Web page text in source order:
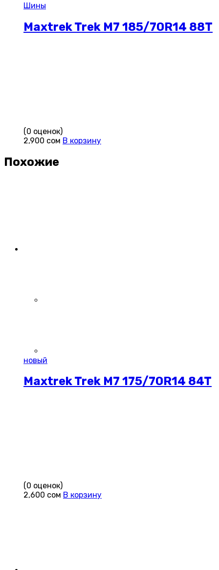
Шины
Maxtrek Trek M7 185/70R14 88T
(0 оценок)
2,900 сом В корзину
Похожие
новый
Maxtrek Trek M7 175/70R14 84T
(0 оценок)
2,600 сом В корзину